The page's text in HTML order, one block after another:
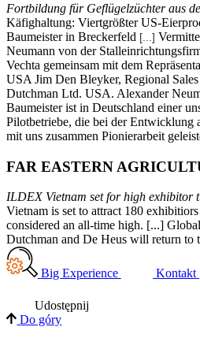
Fortbildung für Geflügelzüchter aus
Käfighaltung: Viertgrößter US-
Baumeister in Breckerfeld [...]
Neumann von der
Vechta gemeinsam mit dem
USA Jim Den Bleyker, Regional
Dutchman Ltd. USA. Alexander
Baumeister ist in Deutschland einer
Pilotbetriebe, die bei der Entwicklung
mit uns zusammen Pionierarbeit
FAR EASTERN
ILDEX Vietnam set for high exhibitor
Vietnam is set to attract 180
considered an all-time high. [...]
Dutchman and De Heus will return to
Big Experience Kontakt
Udostępnij
Do góry